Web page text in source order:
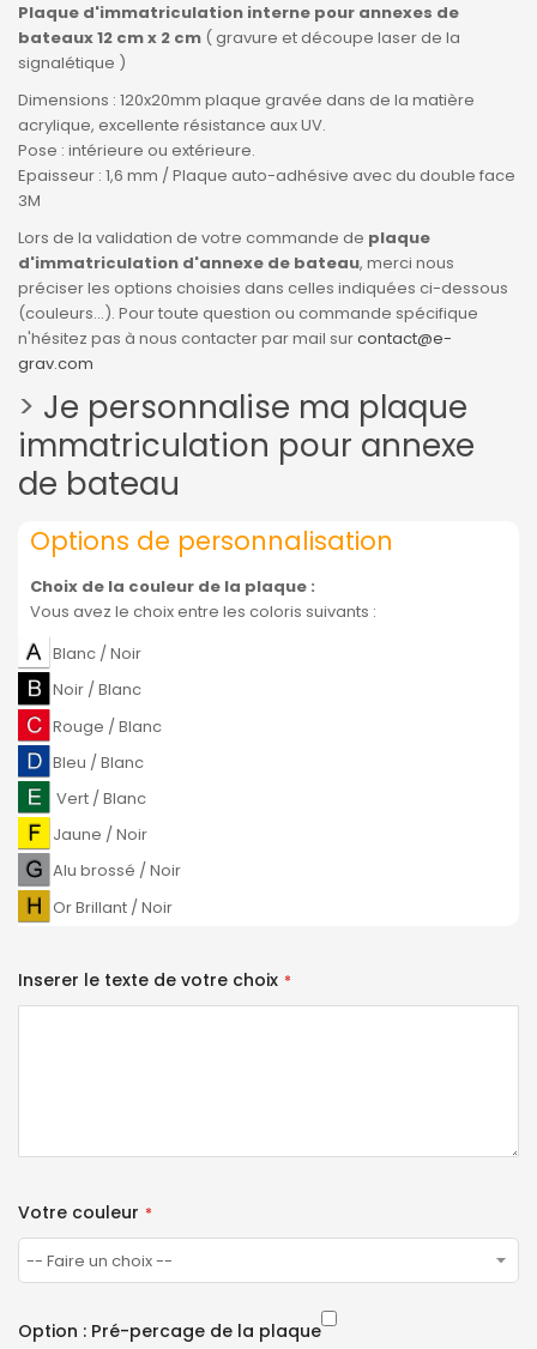
Plaque d'immatriculation interne pour annexes de
bateaux 12 cm x 2 cm ( gravure et découpe laser de la
signalétique )
Dimensions : 120x20mm plaque gravée dans de la matière
acrylique, excellente résistance aux UV.
Pose : intérieure ou extérieure.
Epaisseur : 1,6 mm / Plaque auto-adhésive avec du double face
3M
Lors de la validation de votre commande de plaque
d'immatriculation d'annexe de bateau, merci nous
préciser les options choisies dans celles indiquées ci-dessous
(couleurs...). Pour toute question ou commande spécifique
n'hésitez pas à nous contacter par mail surcontact@e-
grav.com
> Je personnalise ma plaque
immatriculation pour annexe
de bateau
Options de personnalisation
Choix de la couleur de la plaque :
Vous avez le choix entre les coloris suivants :
Blanc / Noir
Noir / Blanc
Rouge / Blanc
Bleu / Blanc
Vert / Blanc
Jaune / Noir
Alu brossé / Noir
Or Brillant / Noir
Inserer le texte de votre choix
Votre couleur
Option : Pré-percage de la plaque